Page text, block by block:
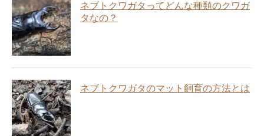
ネブトクワガタってどんな種類のクワガ
タなの？
ネブトクワガタのマット飼育の方法とは